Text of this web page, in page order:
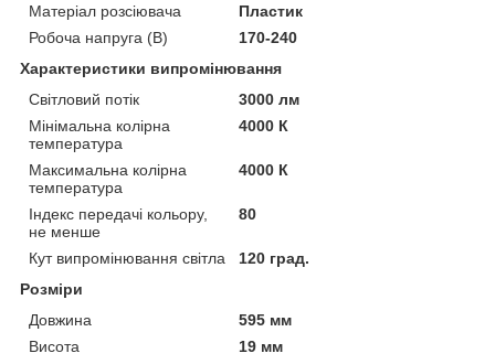
Матеріал розсіювача
Пластик
Робоча напруга (В)
170-240
Характеристики випромінювання
Світловий потік
3000 лм
Мінімальна колірна
температура
4000 К
Максимальна колірна
температура
4000 К
Індекс передачі кольору,
не менше
80
Кут випромінювання світла
120 град.
Розміри
Довжина
595 мм
Висота
19 мм